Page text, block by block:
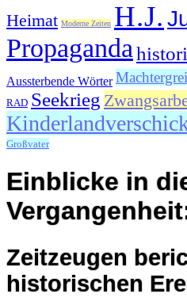
Heimat Moderne Zeiten H.J.
Propaganda
Aussterbende Wörter
RAD Seekrieg
Großvater
Einblicke in
Zeitzeugen
historischen